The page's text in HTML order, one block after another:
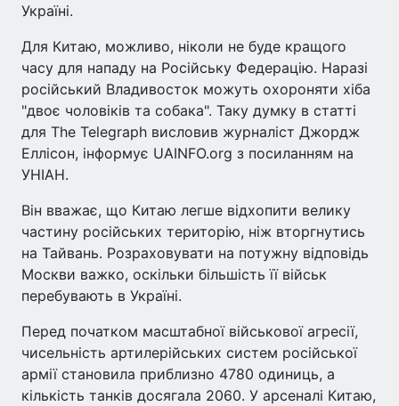
Україні.
Для Китаю, можливо, ніколи не буде кращого
часу для нападу на Російську Федерацію. Наразі
російський Владивосток можуть охороняти хіба
"двоє чоловіків та собака". Таку думку в статті
для The Telegraph висловив журналіст Джордж
Еллісон, інформує UAINFO.org з посиланням на
УНІАН.
Він вважає, що Китаю легше відхопити велику
частину російських територію, ніж вторгнутись
на Тайвань. Розраховувати на потужну відповідь
Москви важко, оскільки більшість її військ
перебувають в Україні.
Перед початком масштабної військової агресії,
чисельність артилерійських систем російської
армії становила приблизно 4780 одиниць, а
кількість танків досягала 2060. У арсеналі Китаю,